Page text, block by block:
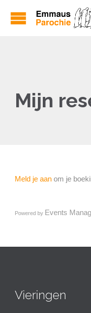
Mijn
Meld je aan om je
Powered by Events
Vieringen